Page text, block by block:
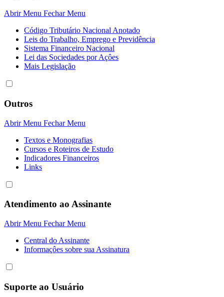
Abrir Menu Fechar Menu
Código Tributário Nacional Anotado
Leis do Trabalho, Emprego e Previdência
Sistema Financeiro Nacional
Lei das Sociedades por Açôes
Mais Legislação
Outros
Abrir Menu Fechar Menu
Textos e Monografias
Cursos e Roteiros de Estudo
Indicadores Financeiros
Links
Atendimento ao Assinante
Abrir Menu Fechar Menu
Central do Assinante
Informaçôes sobre sua Assinatura
Suporte ao Usuário